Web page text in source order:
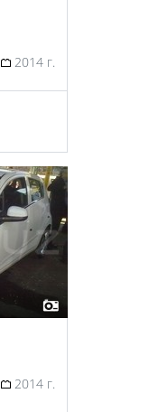
2014 г.
2014 г.